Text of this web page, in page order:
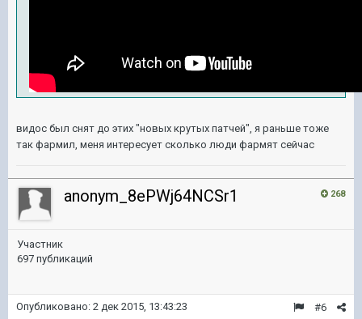
видос был снят до этих "новых крутых патчей", я раньше тоже
так фармил, меня интересует сколько люди фармят сейчас
268
anonym_8ePWj64NCSr1
Участник
697 публикаций
#6
Опубликовано: 2 дек 2015, 13:43:23